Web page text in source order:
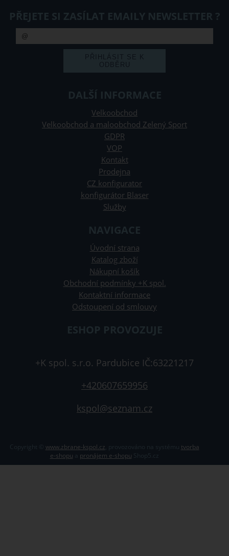
PŘEJETE SI ZASÍLAT EMAILY NEWSLETTER ?
DALŠÍ INFORMACE
Velkoobchod
Velkoobchod a maloobchod Zelený Sport
GDPR
VOP
Kontakt
Prodejna
CZ konfigurator
konfigurátor Blaser
Služby
NAVIGACE
Úvodní strana
Katalog zboží
Nákupní košík
Obchodní podmínky +K spol.
Kontaktní informace
Odstoupení od smlouvy
ESHOP PROVOZUJE
+K spol. s.r.o. Pardubice IČ:63221217
+420607659956
kspol@seznam.cz
Copyright © www.zbrane-kspol.cz
tvorba
e-shopu
pronájem e-shopu